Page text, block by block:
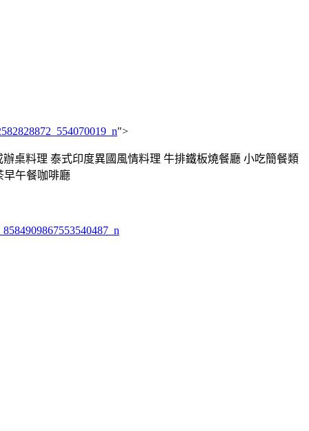
">
桌料理 泰式印度異國風情料理 牛排鐵板燒餐廳 小吃簡餐類
早午餐咖啡廳